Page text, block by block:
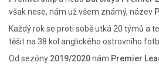
však nese, nám už všem známý, název
Každý rok se proti sobě utká 20 týmů a
těšit na 38 kol anglického ostrovního
Od sezóny 2019/2020nám Premier